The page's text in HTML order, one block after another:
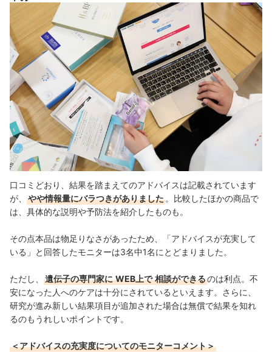
口コミどおり、結果を踏まえてのアドバイスは記載されています
が、
やや情報量にバラつきがありました 。比較したほかの商品で
は、具体的な説明や予防法を紹介したものも。
その点本品は物足りなさがあったため、「アドバイスが充実して
いる」と回答したモニターは3名中1名にとどまりました。
ただし、 遺伝子の専門家に WEB上で 相談ができるのは利点。不
安になった人へのケアは十分にされているといえます。さらに、
研究が進み新しい結果項目が追加された場合は無償で結果を知れ
るのもうれしいポイントです。
＜アドバイスの充実度についてのモニターコメント＞